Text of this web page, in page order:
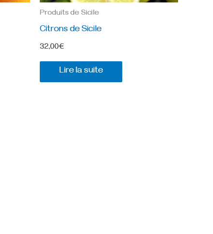
Produits de Sicile
Citrons de Sicile
32,00€
Lire la suite